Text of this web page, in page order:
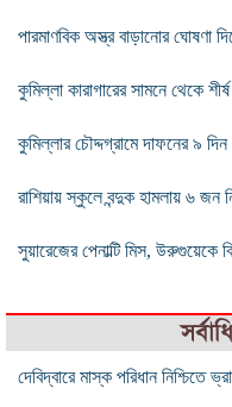
পারমাণবিক অস্ত্র বাড়ানোর ঘোষণা
কুমিল্লা কারাগারের সামনে থেকে
কুমিল্লার চৌদ্দগ্রামে দাফনের ৯
রাশিয়ায় স্কুলে বন্দুক হামলায় ৬ জন
সুয়ারেজের পেনাল্টি মিস, উরুগুয়েকে
দেবিদ্বারে মাস্ক পরিধান